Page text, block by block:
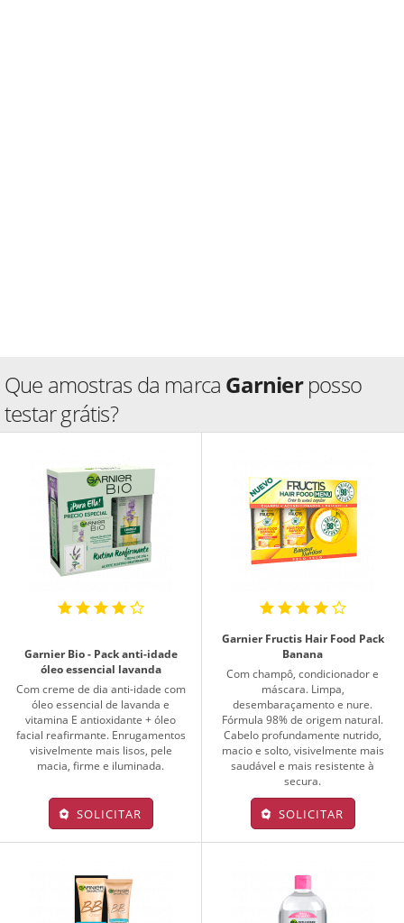
Que amostras da marca Garnierposso
testar grátis?
Garnier Bio - Pack anti-idade
óleo essencial lavanda
Com creme de dia anti-idade com
óleo essencial de lavanda e
vitamina E antioxidante + óleo
facial reafirmante. Enrugamentos
visivelmente mais lisos, pele
macia, firme e iluminada.
SOLICITAR
Garnier Fructis Hair Food Pack
Banana
Com champô, condicionador e
máscara. Limpa,
desembaraçamento e nure.
Fórmula 98% de origem natural.
Cabelo profundamente nutrido,
macio e solto, visivelmente mais
saudável e mais resistente à
secura.
SOLICITAR